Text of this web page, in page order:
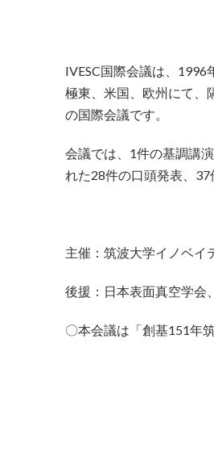
IVESC国際会議は、1996
極東、米国、欧州にて、
の国際会議です。
会議では、1件の基調講
れた28件の口頭発表、37
主催：筑波大学イノベイ
後援：日本表面真空学会
〇本会議は「創基151年